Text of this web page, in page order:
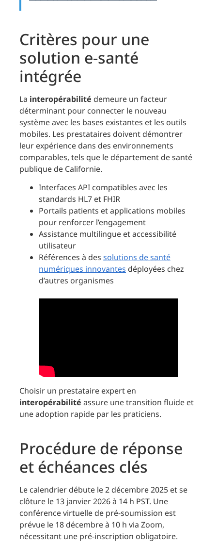
Critères pour une
solution e-santé
intégrée
La interopérabilité demeure un facteur
déterminant pour connecter le nouveau
système avec les bases existantes et les outils
mobiles. Les prestataires doivent démontrer
leur expérience dans des environnements
comparables, tels que le département de santé
publique de Californie.
Interfaces API compatibles avec les
standards HL7 et FHIR
Portails patients et applications mobiles
pour renforcer l’engagement
Assistance multilingue et accessibilité
utilisateur
Références à des solutions de santé
numériques innovantes déployées chez
d’autres organismes
Choisir un prestataire expert en
interopérabilité assure une transition fluide et
une adoption rapide par les praticiens.
Procédure de réponse
et échéances clés
Le calendrier débute le 2 décembre 2025 et se
clôture le 13 janvier 2026 à 14 h PST. Une
conférence virtuelle de pré-soumission est
prévue le 18 décembre à 10 h via Zoom,
nécessitant une pré-inscription obligatoire.